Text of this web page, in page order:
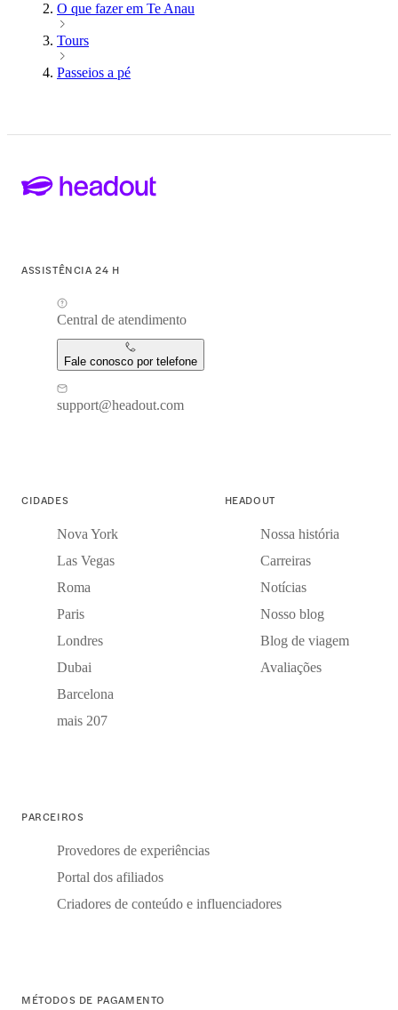
O que fazer em Te Anau
Tours
Passeios a pé
ASSISTÊNCIA 24 H
Central de atendimento
Fale conosco por telefone
support@headout.com
CIDADES
Nova York
Las Vegas
Roma
Paris
Londres
Dubai
Barcelona
mais 207
HEADOUT
Nossa história
Carreiras
Notícias
Nosso blog
Blog de viagem
Avaliações
PARCEIROS
Provedores de experiências
Portal dos afiliados
Criadores de conteúdo e influenciadores
MÉTODOS DE PAGAMENTO